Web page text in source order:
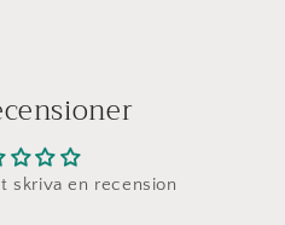
skriva en recension